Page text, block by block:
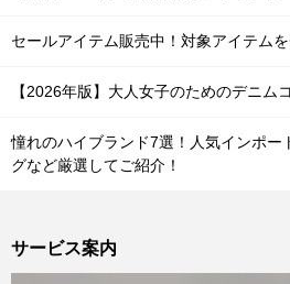
セールアイテム販売中！対象アイテムを
【2026年版】大人女子のためのデニム
憧れのハイブランド7選！人気インポー
グなど厳選してご紹介！
サービス案内